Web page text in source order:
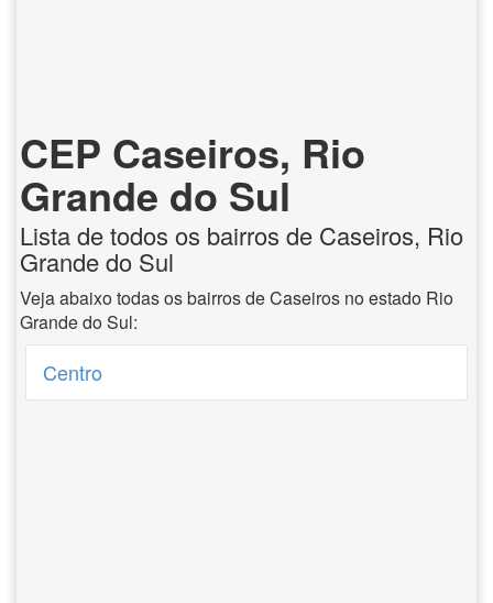
CEP Caseiros, Rio
Grande do Sul
Lista de todos os bairros de Caseiros, Rio
Grande do Sul
Veja abaixo todas os bairros de Caseiros no estado Rio
Grande do Sul:
Centro